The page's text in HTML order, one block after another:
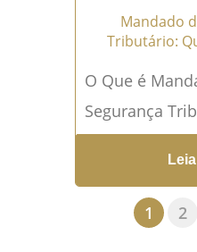
Mandado
Tributário:
O Que é
Segurança
mandado de
tributário é
ferramentas
do Direito
1 2